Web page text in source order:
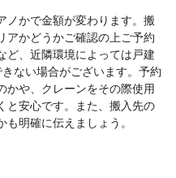
ノかで金額が変わります。搬
アかどうかご確認の上ご予約
ど、近隣環境によっては戸建
ない場合がございます。予約
かや、クレーンをその際使用
と安心です。また、搬入先の
明確に伝えましょう。